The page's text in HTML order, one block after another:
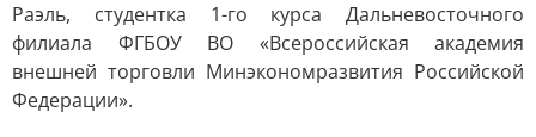
Раэль, студентка 1-го курса Дальневосточного
филиала ФГБОУ ВО «Всероссийская академия
внешней торговли Минэкономразвития Российской
Федерации».